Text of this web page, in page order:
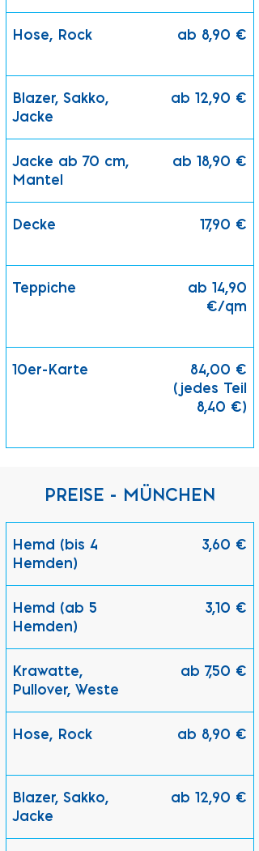
Hose, Rock ab 8,90 €
Blazer, Sakko,
Jacke
ab 12,90 €
Jacke ab 70 cm,
Mantel
ab 18,90 €
Decke 17,90 €
Teppiche
ab 14,90
€/qm
10er-Karte
84,00 €
(jedes Teil
8,40 €)
PREISE - MÜNCHEN
Hemd (bis 4
Hemden)
3,60 €
Hemd (ab 5
Hemden)
3,10 €
Krawatte,
Pullover, Weste
ab 7,50 €
Hose, Rock ab 8,90 €
Blazer, Sakko,
Jacke
ab 12,90 €